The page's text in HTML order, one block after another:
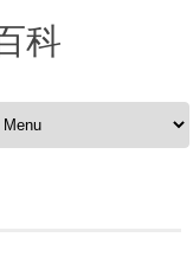
科
to content